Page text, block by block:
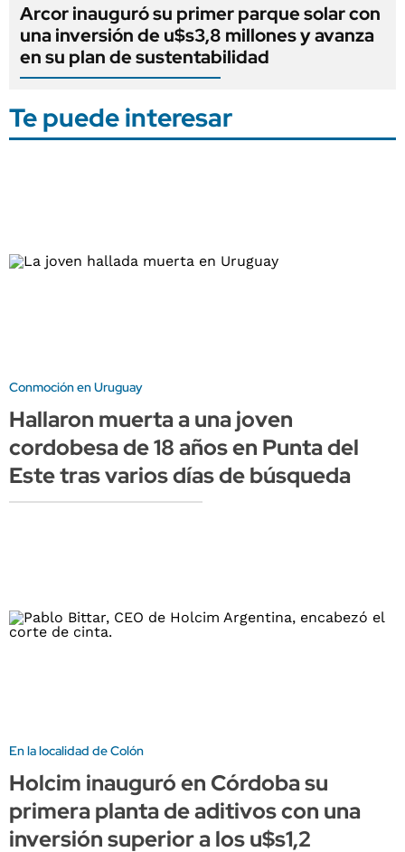
Arcor inauguró su primer parque solar con
una inversión de u$s3,8 millones y avanza
en su plan de sustentabilidad
Te puede interesar
Conmoción en Uruguay
Hallaron muerta a una joven
cordobesa de 18 años en Punta del
Este tras varios días de búsqueda
En la localidad de Colón
Holcim inauguró en Córdoba su
primera planta de aditivos con una
inversión superior a los u$s1,2